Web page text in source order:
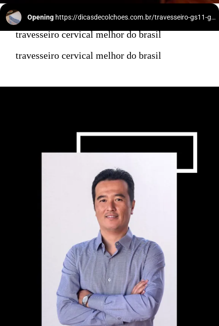
Opening https://dicasdecolchoes.com.br/travesseiro-gs11-good-spine/
travesseiro cervical melhor do brasil
travesseiro cervical melhor do brasil